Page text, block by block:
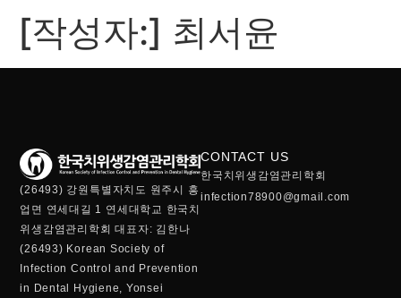
[작성자:] 최서윤
(26493) 강원특별자치도 원주시 흥
업면 연세대길 1 연세대학교 한국치
위생감염관리학회 대표자: 김한나
(26493) Korean Society of
Infection Control and Prevention
in Dental Hygiene, Yonsei
CONTACT US
한국치위생감염관리학회
infection78900@gmail.com